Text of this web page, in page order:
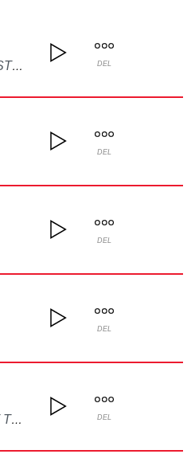
NAPOLI (FREESTYLE) DEL
DEL
DEL
DEL
TELL ME WHAT TO DO DEL